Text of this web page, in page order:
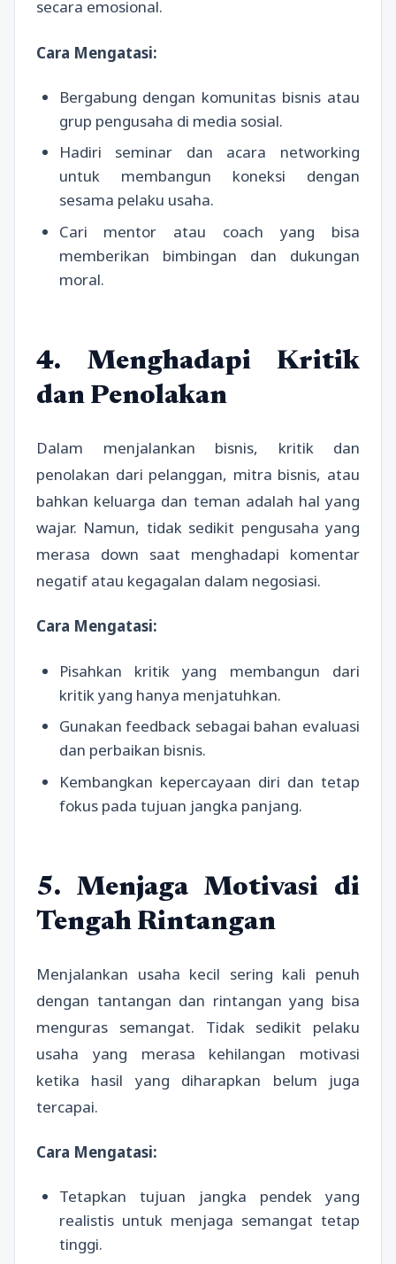
secara emosional.
Cara Mengatasi:
Bergabung dengan komunitas bisnis atau
grup pengusaha di media sosial.
Hadiri seminar dan acara networking
untuk membangun koneksi dengan
sesama pelaku usaha.
Cari mentor atau coach yang bisa
memberikan bimbingan dan dukungan
moral.
4. Menghadapi Kritik
dan Penolakan
Dalam menjalankan bisnis, kritik dan
penolakan dari pelanggan, mitra bisnis, atau
bahkan keluarga dan teman adalah hal yang
wajar. Namun, tidak sedikit pengusaha yang
merasa down saat menghadapi komentar
negatif atau kegagalan dalam negosiasi.
Cara Mengatasi:
Pisahkan kritik yang membangun dari
kritik yang hanya menjatuhkan.
Gunakan feedback sebagai bahan evaluasi
dan perbaikan bisnis.
Kembangkan kepercayaan diri dan tetap
fokus pada tujuan jangka panjang.
5. Menjaga Motivasi di
Tengah Rintangan
Menjalankan usaha kecil sering kali penuh
dengan tantangan dan rintangan yang bisa
menguras semangat. Tidak sedikit pelaku
usaha yang merasa kehilangan motivasi
ketika hasil yang diharapkan belum juga
tercapai.
Cara Mengatasi:
Tetapkan tujuan jangka pendek yang
realistis untuk menjaga semangat tetap
tinggi.